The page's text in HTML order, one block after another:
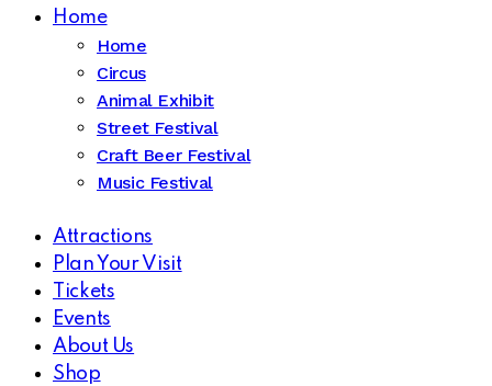
Home
Home
Circus
Animal Exhibit
Street Festival
Craft Beer Festival
Music Festival
Attractions
Plan Your Visit
Tickets
Events
About Us
Shop